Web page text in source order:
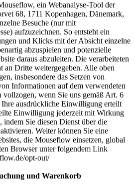
ein Webanalyse-Tool der
68, 1711 Kopenhagen, Dänemark,
Besuche (nur mit
aufzuzeichnen. So entsteht ein
und Klicks mit der Absicht einzelne
abzuspielen und potenzielle
daraus abzuleiten. Die verarbeiteten
an Dritte weitergegeben. Alle oben
insbesondere das Setzen von
Informationen auf dem verwendeten
vollzogen, wenn Sie uns gemäß Art. 6
ausdrückliche Einwilligung erteilt
Einwilligung jederzeit mit Wirkung
Sie diesen Dienst über die
Weiter können Sie eine
die Mouseflow einsetzen, global
Browser unter folgendem Link
opt-out/
und Warenkorb